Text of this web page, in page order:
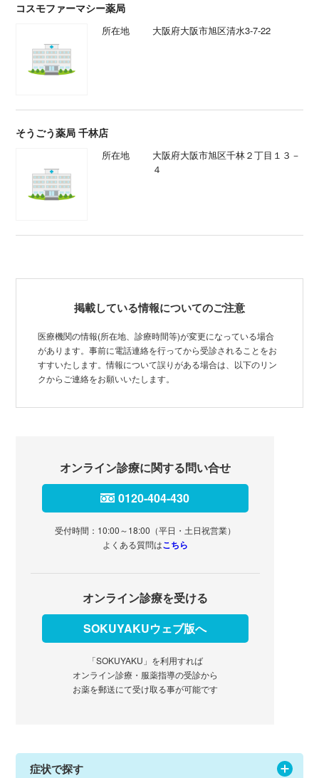
コスモファーマシー薬局
所在地 大阪府大阪市旭区清水3-7-22
そうごう薬局 千林店
所在地
大阪府大阪市旭区千林２丁目１３－
４
掲載している情報についてのご注意
医療機関の情報(所在地、診療時間等)が変更になっている場合
があります。事前に電話連絡を行ってから受診されることをお
すすいたします。情報について誤りがある場合は、以下のリン
クからご連絡をお願いいたします。
オンライン診療に関する問い合せ
0120-404-430
受付時間：10:00～18:00（平日・土日祝営業）
よくある質問はこちら
オンライン診療を受ける
SOKUYAKUウェブ版へ
「SOKUYAKU」を利用すれば
オンライン診療・服薬指導の受診から
お薬を郵送にて受け取る事が可能です
症状で探す